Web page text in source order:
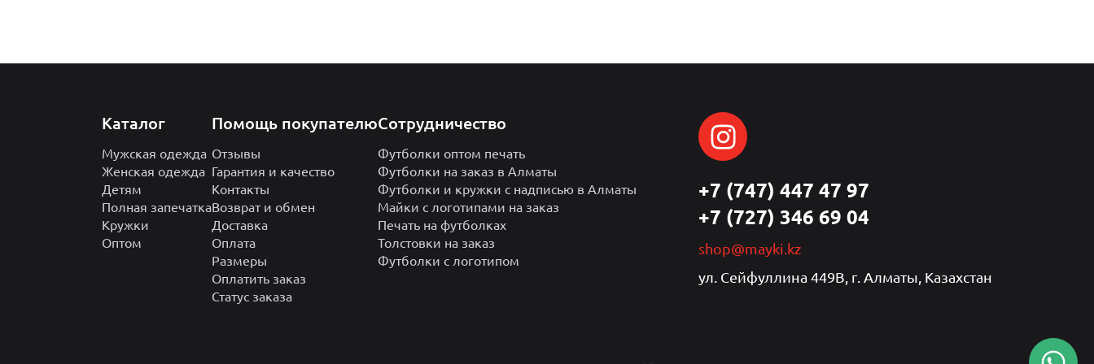
Каталог
Мужская одежда
Женская одежда
Детям
Полная запечатка
Кружки
Оптом
Помощь покупателю
Отзывы
Гарантия и качество
Контакты
Возврат и обмен
Доставка
Оплата
Размеры
Оплатить заказ
Статус заказа
Сотрудничество
Футболки оптом печать
Футболки на заказ в Алматы
Футболки и кружки с надписью в Алматы
Майки с логотипами на заказ
Печать на футболках
Толстовки на заказ
Футболки с логотипом
+7 (747) 447 47 97
+7 (727) 346 69 04
shop@mayki.kz
ул. Сейфуллина 449В, г. Алматы, Казахстан